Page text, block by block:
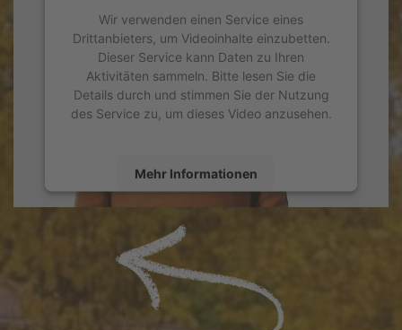
Wir verwenden einen Service eines
Drittanbieters, um Videoinhalte einzubetten.
Dieser Service kann Daten zu Ihren
Aktivitäten sammeln. Bitte lesen Sie die
Details durch und stimmen Sie der Nutzung
des Service zu, um dieses Video anzusehen.
Mehr Informationen
powered by
Management Platform